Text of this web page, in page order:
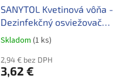
SANYTOL Kvetinová vôňa -
Dezinfekčný osviežovač
300ml
Skladom (1 ks)
2,94 € bez DPH
3,62 €